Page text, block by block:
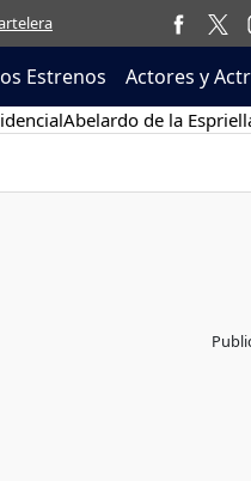
Estrenos Actores y
Abelardo de la